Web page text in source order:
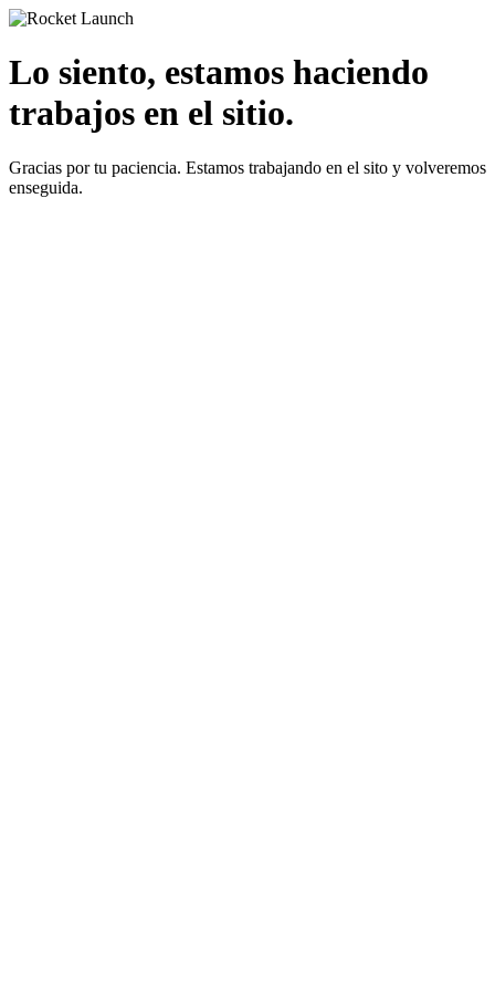
Lo siento, estamos haciendo
trabajos en el sitio.
Gracias por tu paciencia. Estamos trabajando en el sito y volveremos
enseguida.